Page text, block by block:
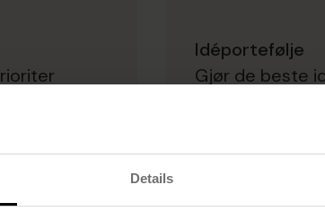
Details
Idéportefølje
Gjør de beste